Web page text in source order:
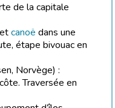
de la capitale
etcanoë dans une
étape bivouac en
Norvège) :
Traversée en